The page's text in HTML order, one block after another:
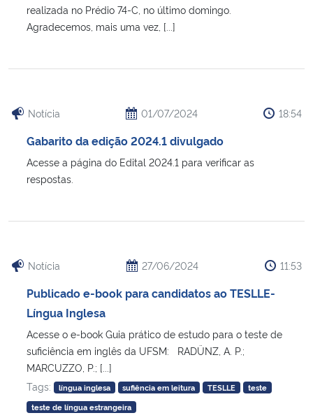
realizada no Prédio 74-C, no último domingo.
Agradecemos, mais uma vez, [...]
Notícia 01/07/2024 18:54
Gabarito da edição 2024.1 divulgado
Acesse a página do Edital 2024.1 para verificar as
respostas.
Notícia 27/06/2024 11:53
Publicado e-book para candidatos ao TESLLE-
Língua Inglesa
Acesse o e-book Guia prático de estudo para o teste de
suficiência em inglês da UFSM: RADÜNZ, A. P.;
MARCUZZO, P.; [...]
Tags:
língua inglesa sufiência em leitura TESLLE
teste
teste de língua estrangeira